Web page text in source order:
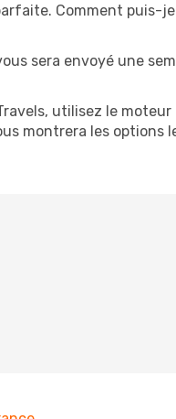
Comment puis-je
sera envoyé une
utilisez le moteur
montrera les options